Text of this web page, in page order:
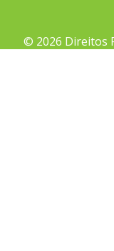
© 2026 Direitos